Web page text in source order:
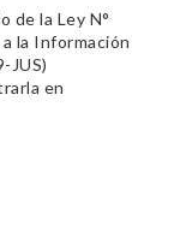
de la Ley N°
la Información
JUS)
en